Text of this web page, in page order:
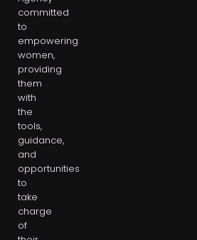
committed
to
empowering
women,
providing
them
with
the
tools,
guidance,
and
opportunities
to
take
charge
of